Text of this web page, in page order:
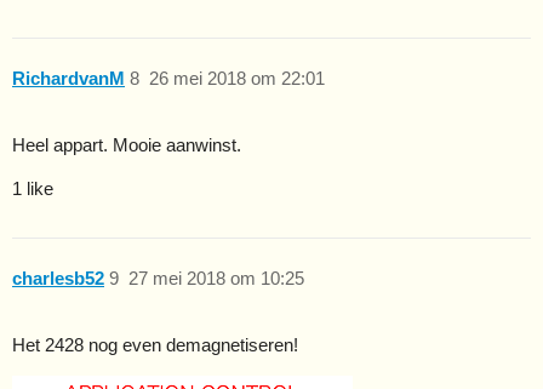
RichardvanM 26 mei 2018 om 22:01
8
Heel appart. Mooie aanwinst.
1 like
charlesb52 27 mei 2018 om 10:25
9
Het 2428 nog even demagnetiseren!